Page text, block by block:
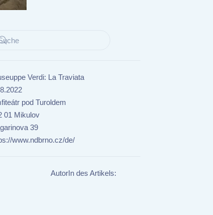
Verdi: La Traviata
pod Turoldem
01 Mikulov
39
www.ndbrno.cz/de/
AutorIn des Artikels: